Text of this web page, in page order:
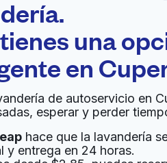
y entrega a en la
de casa
ANZA' LAUNDROMAT
S De Anza Blvd, Cupertino, CA 95014,
Calcular la distancia
una
en
de autoservicio en
esperar y perder
hace que la lavandería
y entrega en 24 horas.